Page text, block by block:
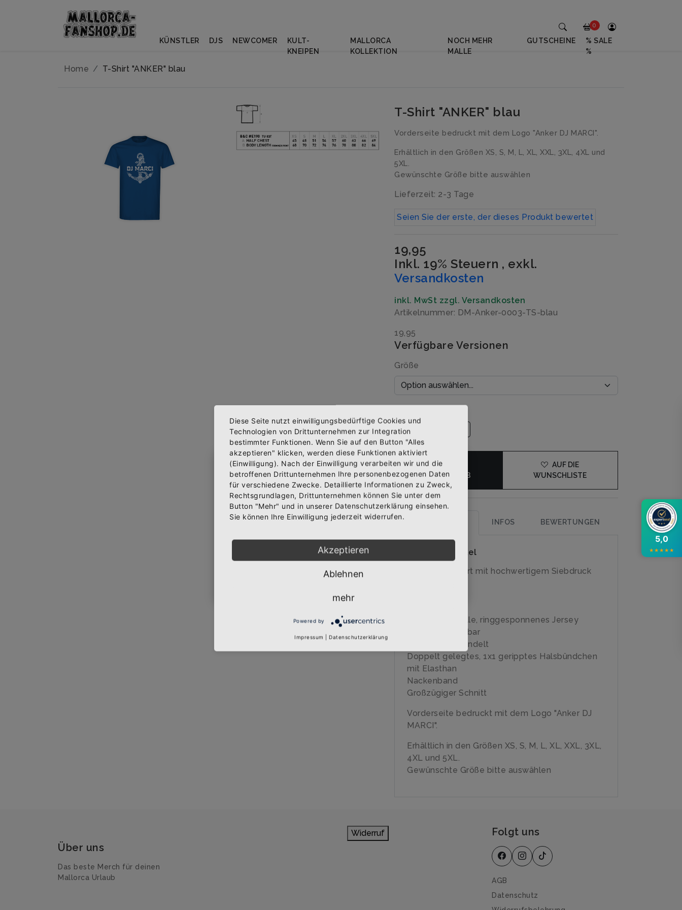
Home T-Shirt "ANKER" blau
T-Shirt "ANKER" blau
Vorderseite bedruckt mit dem Logo "Anker DJ MARCI".
Erhältlich in den Größen XS, S, M, L, XL, XXL, 3XL, 4XL und
5XL.
Gewünschte Größe bitte auswählen
Lieferzeit: 2-3 Tage
Seien Sie der erste, der dieses Produkt bewertet
19,95
Inkl. 19% Steuern , exkl.
Versandkosten
inkl. MwSt zzgl. Versandkosten
Artikelnummer: DM-Anker-0003-TS-blau
19,95
Verfügbare Versionen
Größe
IN DEN
WARENKORB
AUF DIE
WUNSCHLISTE
INFOS BEWERTUNGEN
Über den Artikel
Qualitäts-T-Shirt mit hochwertigem Siebdruck
100% Baumwolle, ringgesponnenes Jersey
40 Grad waschbar
Einlaufvorbehandelt
Doppelt gelegtes, 1x1 geripptes Halsbündchen
mit Elasthan
Nackenband
Großzügiger Schnitt
Vorderseite bedruckt mit dem Logo "Anker DJ
MARCI".
Erhältlich in den Größen XS, S, M, L, XL, XXL, 3XL,
4XL und 5XL.
Gewünschte Größe bitte auswählen
Über uns
Das beste Merch für deinen
Mallorca Urlaub
Widerruf Folgt uns
AGB
Datenschutz
Abonniere jetzt unseren Newsletter
Bekomme die aktuellsten News über neue Produkte und
zudem einen 10% Gutschein für deine nächste
Bestellung.
Abonnieren
0
KÜNSTLER DJS NEWCOMER
KULT-
KNEIPEN
MALLORCA
KOLLEKTION
NOCH MEHR
MALLE
GUTSCHEINE
% SALE
%
5,0
★★★★★
Diese Seite nutzt einwilligungsbedürftige Cookies und
Technologien von Drittunternehmen zur Integration
bestimmter Funktionen. Wenn Sie auf den Button "Alles
akzeptieren" klicken, werden diese Funktionen aktiviert
(Einwilligung). Nach der Einwilligung verarbeiten wir und die
betroffenen Drittunternehmen Ihre personenbezogenen Daten
für verschiedene Zwecke. Detaillierte Informationen zu Zweck,
Rechtsgrundlagen, Drittunternehmen können Sie unter dem
Button "Mehr" und in unserer Datenschutzerklärung einsehen.
Sie können Ihre Einwilligung jederzeit widerrufen.
Akzeptieren
Ablehnen
mehr
Powered by
Impressum Datenschutzerklärung